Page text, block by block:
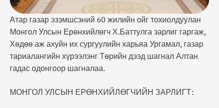
Атар газар эзэмшсэний 60 жилийн ойг тохиолдуулан
Монгол Улсын Ерөнхийлөгч Х.Баттулга зарлиг гаргаж,
Хөдөө аж ахуйн их сургуулийн харьяа Ургамал, газар
тариалангийн хүрээлэнг Төрийн дээд шагнал Алтан
гадас одонгоор шагналаа.
МОНГОЛ УЛСЫН ЕРӨНХИЙЛӨГЧИЙН ЗАРЛИГТ: